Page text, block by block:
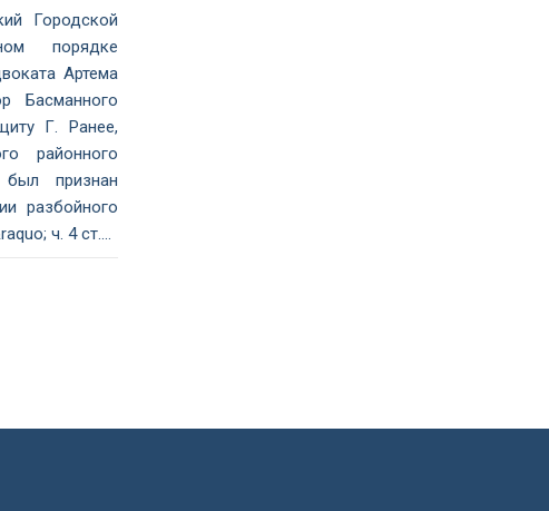
Городской
порядке
Артема
Басманного
Г. Ранее,
районного
признан
разбойного
ч. 4 ст....